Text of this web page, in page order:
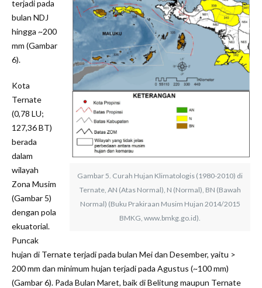
Gambar 5. Curah Hujan Klimatologis (1980-2010) di
Ternate, AN (Atas Normal), N (Normal), BN (Bawah
Normal) (Buku Prakiraan Musim Hujan 2014/2015
BMKG, www.bmkg.go.id).
terjadi pada
bulan NDJ
hingga ~200
mm (Gambar
6).
Kota
Ternate
(0,78 LU;
127,36 BT)
berada
dalam
wilayah
Zona Musim
(Gambar 5)
dengan pola
ekuatorial.
Puncak
hujan di Ternate terjadi pada bulan Mei dan Desember, yaitu >
200 mm dan minimum hujan terjadi pada Agustus (~100 mm)
(Gambar 6). Pada Bulan Maret, baik di Belitung maupun Ternate